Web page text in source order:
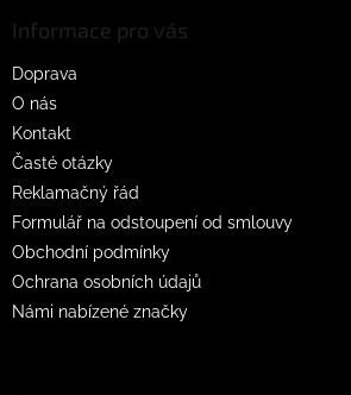
Informace pro vás
Doprava
O nás
Kontakt
Časté otázky
Reklamačný řád
Formulář na odstoupení od smlouvy
Obchodní podmínky
Ochrana osobních údajů
Námi nabízené značky